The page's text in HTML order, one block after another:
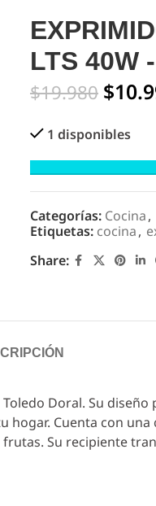
LTS 40W
$19.980 $
1 disponibles
Categorías: Cocina,
Etiquetas: cocina,
Share:
Doral. Su
Cuenta con
Su recipiente